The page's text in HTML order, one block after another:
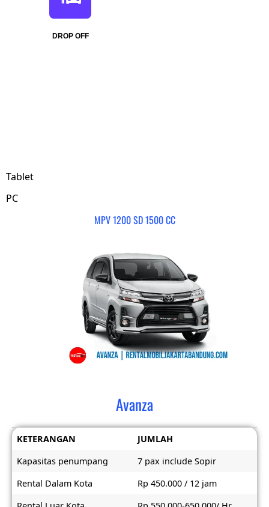
DROP OFF
Tablet
PC
MPV 1200 SD 1500 CC
Avanza
KETERANGAN
JUMLAH
Kapasitas penumpang
7 pax include Sopir
Rental Dalam Kota
Rp 450.000 / 12 jam